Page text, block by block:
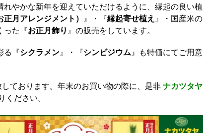
れやかな新年を迎えていただけるように、縁起の良い植
月アレンジメント） 』・『縁起寄せ植え 』・国産米の
った『お正月飾り 』の販売をしています。
る『シクラメン』・『シンビジウム』も特価にてご用意
しております。年末のお買い物の際に、是非ナカツタヤ
ください。